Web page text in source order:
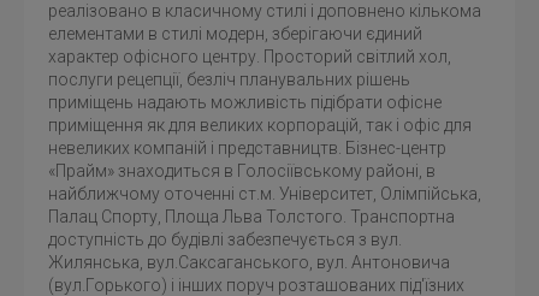
реалізовано в класичному стилі і доповнено кількома
елементами в стилі модерн, зберігаючи єдиний
характер офісного центру. Просторий світлий хол,
послуги рецепції, безліч планувальних рішень
приміщень надають можливість підібрати офісне
приміщення як для великих корпорацій, так і офіс для
невеликих компаній і представництв. Бізнес-центр
«Прайм» знаходиться в Голосіївському районі, в
найближчому оточенні ст.м. Університет, Олімпійська,
Палац Спорту, Площа Льва Толстого. Транспортна
доступність до будівлі забезпечується з вул.
Жилянська, вул.Саксаганського, вул. Антоновича
(вул.Горького) і інших поруч розташованих під'їзних